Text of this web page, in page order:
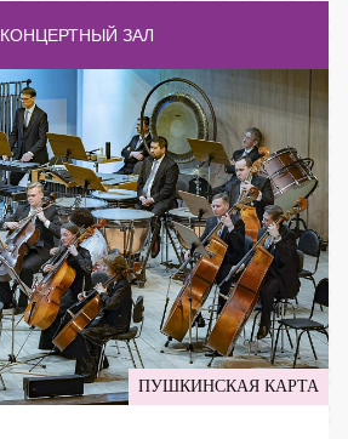
КОНЦЕРТНЫЙ ЗАЛ
ПУШКИНСКАЯ КАРТА